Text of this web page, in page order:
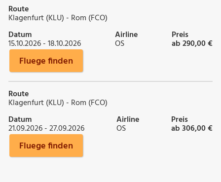
Route
Klagenfurt (KLU) - Rom (FCO)
Datum
15.10.2026 - 18.10.2026
Airline
OS
Preis
ab 290,00 €
Fluege finden
Route
Klagenfurt (KLU) - Rom (FCO)
Datum
21.09.2026 - 27.09.2026
Airline
OS
Preis
ab 306,00 €
Fluege finden